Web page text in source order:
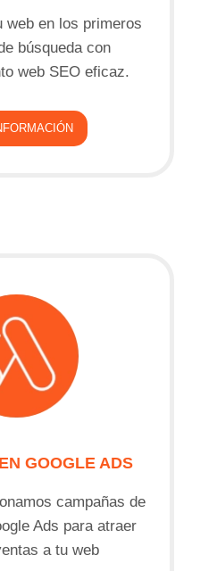
web en los primeros
búsqueda con
web SEO eficaz.
GOOGLE ADS
campañas de
Ads para atraer
a tu web